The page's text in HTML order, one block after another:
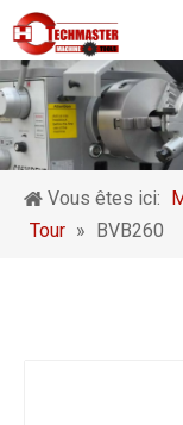
Vous êtes ici:
Tour » BVB260